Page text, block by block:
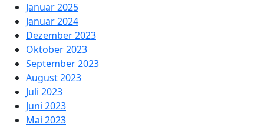
Januar 2025
Januar 2024
Dezember 2023
Oktober 2023
September 2023
August 2023
Juli 2023
Juni 2023
Mai 2023